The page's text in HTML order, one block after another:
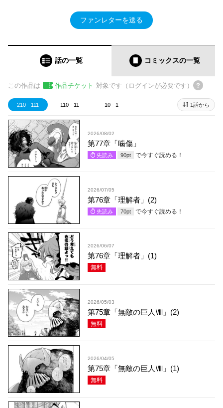
ファンレターを送る
話の一覧 コミックスの一覧
この作品は 作品チケット 対象です（ログインが必要です）
210 - 111 110 - 11 10 - 1 1話から
2026/08/02
第77章「噛傷」
先読み 90pt で今すぐ読める！
2026/07/05
第76章「理解者」(2)
先読み 70pt で今すぐ読める！
2026/06/07
第76章「理解者」(1)
無料
2026/05/03
第75章「無敵の巨人Ⅷ」(2)
無料
2026/04/05
第75章「無敵の巨人Ⅷ」(1)
無料